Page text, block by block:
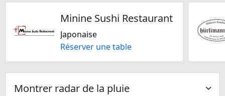
Minine Sushi Restaurant
Japonaise
Réserver une table
Montrer radar de la pluie